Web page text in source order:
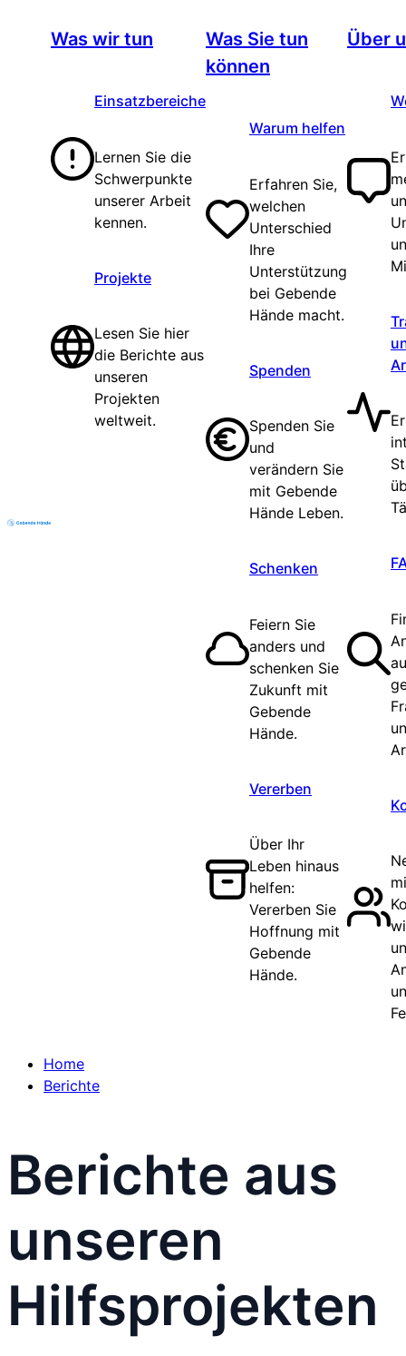
Was wir tun
Einsatzbereiche
Lernen Sie die
Schwerpunkte
unserer Arbeit
kennen.
Projekte
Lesen Sie hier
die Berichte aus
unseren
Projekten
weltweit.
Was Sie tun
können
Warum helfen
Erfahren Sie,
welchen
Unterschied
Ihre
Unterstützung
bei Gebende
Hände macht.
Spenden
Spenden Sie
und
verändern Sie
mit Gebende
Hände Leben.
Schenken
Feiern Sie
anders und
schenken Sie
Zukunft mit
Gebende
Hände.
Vererben
Über Ihr
Leben hinaus
helfen:
Vererben Sie
Hoffnung mit
Gebende
Hände.
Über
Home
Berichte
Berichte aus
unseren
Hilfsprojekten